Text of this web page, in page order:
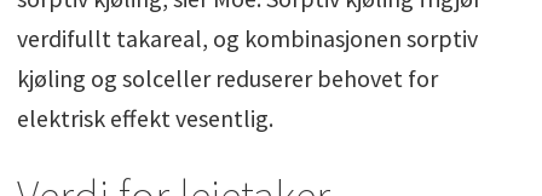
verdifullt takareal, og kombinasjonen sorptiv
kjøling og solceller reduserer behovet for
elektrisk effekt vesentlig.